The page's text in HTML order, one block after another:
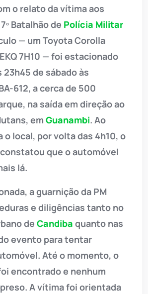
o relato da vítima aos
Batalhão de Polícia Militar
— um Toyota Corolla
7H10 — foi estacionado
de sábado às
612, a cerca de 500
na saída em direção ao
em Guanambi. Ao
o local, por volta das 4h10, o
que o automóvel
lá.
a guarnição da PM
e diligências tanto no
de Candiba quanto nas
evento para tentar
Até o momento, o
encontrado e nenhum
A vítima foi orientada